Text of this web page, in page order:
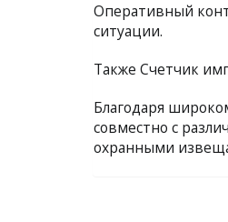
Оперативный
ситуации.
Также Счетчик
Благодаря
совместно с
охранными